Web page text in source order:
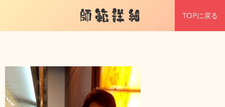
師範詳細 TOPに戻る